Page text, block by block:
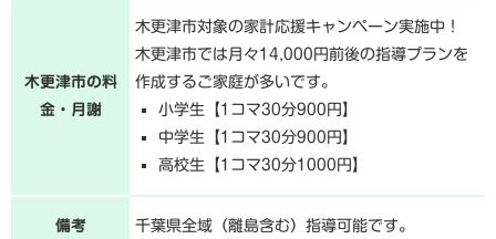
木更津市の料
金・月謝
木更津市対象の家計応援キャンペーン実施中！
木更津市では月々14,000円前後の指導プランを
作成するご家庭が多いです。
小学生【1コマ30分900円】
中学生【1コマ30分900円】
高校生【1コマ30分1000円】
備考 千葉県全域（離島含む）指導可能です。